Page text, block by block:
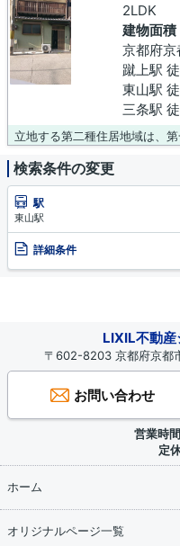
2LDK
建物面積
京都府
蹴上駅
東山駅
三条駅
検索条件の変更
駅
東山駅
詳細条件
LIXIL不動産
〒602-8203 京都府京都
お問い合わせ
営業時間
定
ホーム
オリジナルページ一覧